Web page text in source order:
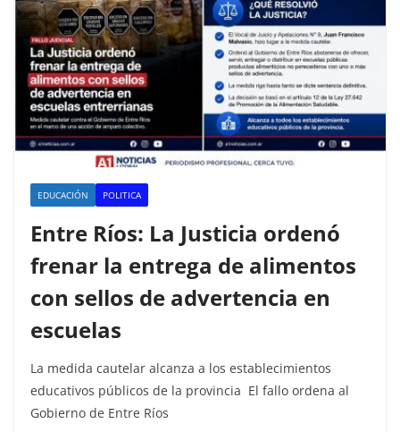
EDUCACIÓN POLITICA
Entre Ríos: La Justicia ordenó
frenar la entrega de alimentos
con sellos de advertencia en
escuelas
La medida cautelar alcanza a los establecimientos
educativos públicos de la provincia El fallo ordena al
Gobierno de Entre Ríos